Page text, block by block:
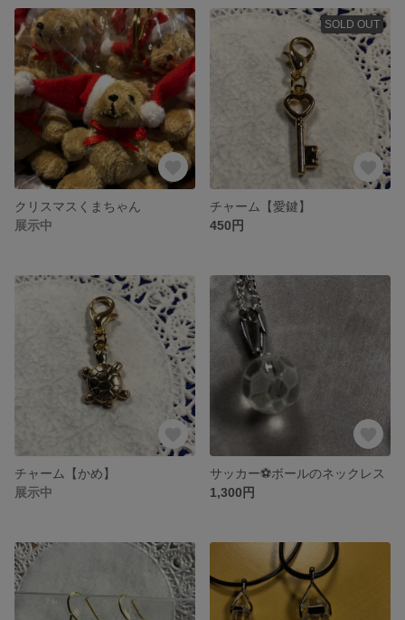
クリスマスくまちゃん
展示中
SOLD OUT
チャーム【愛鍵】
450円
チャーム【かめ】
展示中
サッカー⚽️ボールのネックレス
1,300円